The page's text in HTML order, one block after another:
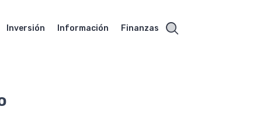
Inversión Información Finanzas